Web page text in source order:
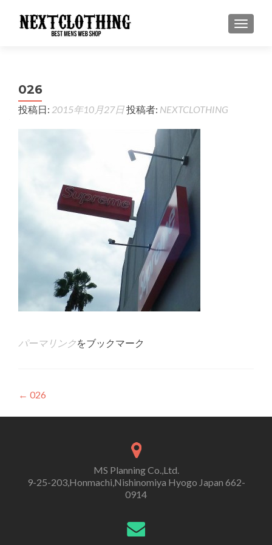
ナビゲ
026
投稿日: 2015年10月27日投稿者: NEXTCLOTHING
パーマリンクをブックマーク
投
稿
ゲ
← 026
MS Planning Co.,Ltd.
9-25-203,Honmachi,Nishinomiya Hyogo Japan 662-
0914